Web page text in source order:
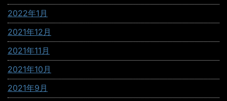
2022年1月
2021年12月
2021年11月
2021年10月
2021年9月